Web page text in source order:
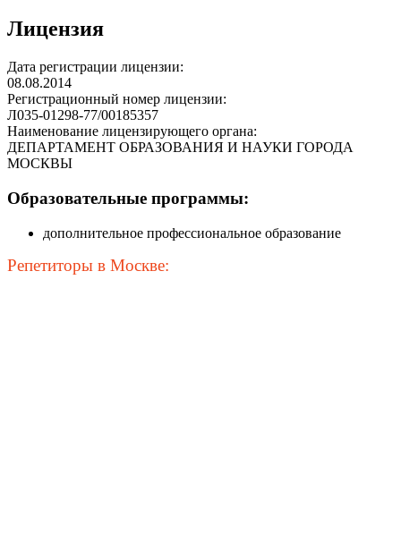
Лицензия
Дата регистрации лицензии:
08.08.2014
Регистрационный номер лицензии:
Л035-01298-77/00185357
Наименование лицензирующего органа:
ДЕПАРТАМЕНТ ОБРАЗОВАНИЯ И НАУКИ ГОРОДА
МОСКВЫ
Образовательные программы:
дополнительное профессиональное образование
Репетиторы в Москве: